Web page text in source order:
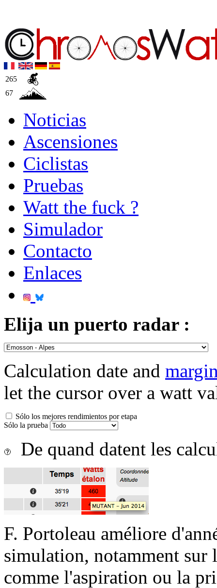
265
67
Noticias
Ascensiones
Ciclistas
Pruebas
Watt the fuck ?
Simulador
Contacto
Enlaces
Elija un puerto radar :
Calculation date and
let the cursor over a watt
Sólo los mejores rendimientos por etapa
Sólo la prueba
De quand datent les
F. Portoleau améliore
simulation, notamment sur
comme l'aspiration ou la